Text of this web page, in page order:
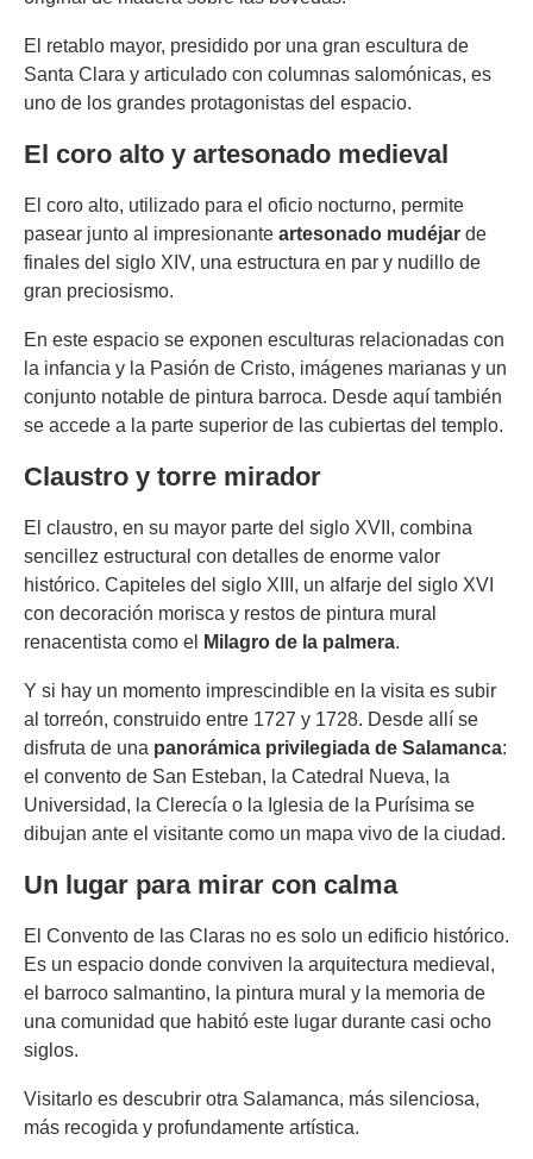
El retablo mayor, presidido por una gran escultura de
Santa Clara y articulado con columnas salomónicas, es
uno de los grandes protagonistas del espacio.
El coro alto y artesonado medieval
El coro alto, utilizado para el oficio nocturno, permite
pasear junto al impresionante artesonado mudéjar de
finales del siglo XIV, una estructura en par y nudillo de
gran preciosismo.
En este espacio se exponen esculturas relacionadas con
la infancia y la Pasión de Cristo, imágenes marianas y un
conjunto notable de pintura barroca. Desde aquí también
se accede a la parte superior de las cubiertas del templo.
Claustro y torre mirador
El claustro, en su mayor parte del siglo XVII, combina
sencillez estructural con detalles de enorme valor
histórico. Capiteles del siglo XIII, un alfarje del siglo XVI
con decoración morisca y restos de pintura mural
renacentista como el
Milagro de la palmera.
Y si hay un momento imprescindible en la visita es subir
al torreón, construido entre 1727 y 1728. Desde allí se
disfruta de una panorámica privilegiada de Salamanca:
el convento de San Esteban, la Catedral Nueva, la
Universidad, la Clerecía o la Iglesia de la Purísima se
dibujan ante el visitante como un mapa vivo de la ciudad.
Un lugar para mirar con calma
El Convento de las Claras no es solo un edificio histórico.
Es un espacio donde conviven la arquitectura medieval,
el barroco salmantino, la pintura mural y la memoria de
una comunidad que habitó este lugar durante casi ocho
siglos.
Visitarlo es descubrir otra Salamanca, más silenciosa,
más recogida y profundamente artística.